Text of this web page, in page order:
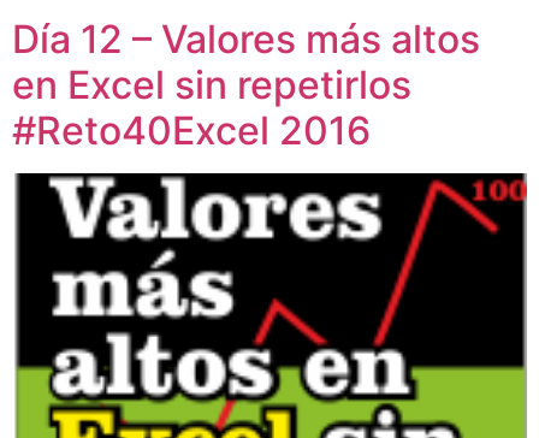
Día 12 – Valores más altos
en Excel sin repetirlos
#Reto40Excel 2016